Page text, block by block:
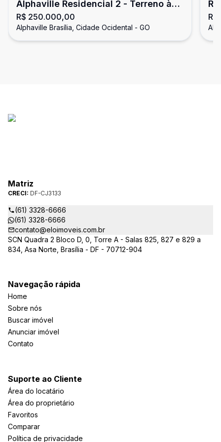
Alphaville Residencial 2 - Terreno à
venda, escriturado, Alphaville
Brasília
R$ 250.000,00
Alphaville Brasília, Cidade Ocidental - GO
Matriz
CRECI: DF-CJ3133
(61) 3328-6666
(61) 3328-6666
contato@eloimoveis.com.br
SCN Quadra 2 Bloco D, 0, Torre A - Salas 825, 827 e 829 a
834, Asa Norte, Brasília - DF - 70712-904
Navegação rápida
Home
Sobre nós
Buscar imóvel
Anunciar imóvel
Contato
Suporte ao Cliente
Área do locatário
Área do proprietário
Favoritos
Comparar
Política de privacidade